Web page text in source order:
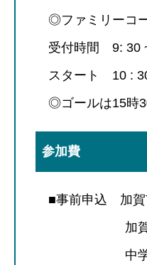
◎ファミリーコ
受付時間 9: 30
スタート 10 :
◎ゴールは15時
参加費
■事前申込 加
加賀市
中学生